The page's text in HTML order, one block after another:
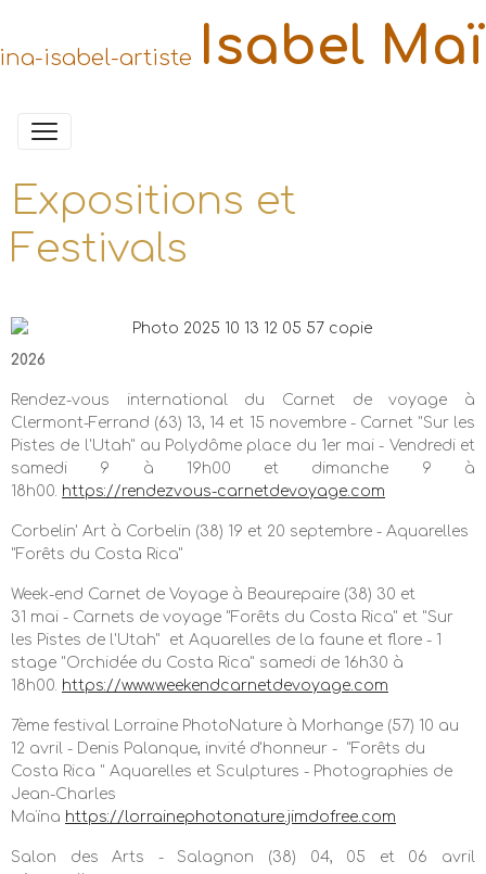
Isabel
Expositions et
Festivals
2026
Rendez-vous international du Carnet de voyage à
Clermont-Ferrand (63) 13, 14 et 15 novembre - Carnet "Sur les
Pistes de l'Utah" au Polydôme place du 1er mai - Vendredi et
samedi 9 à 19h00 et dimanche 9 à
18h00. https://rendezvous-carnetdevoyage.com
Corbelin' Art à Corbelin (38) 19 et 20 septembre - Aquarelles
"Forêts du Costa Rica"
Week-end Carnet de Voyage à Beaurepaire (38) 30 et
31 mai - Carnets de voyage "Forêts du Costa Rica" et "Sur
les Pistes de l'Utah" et Aquarelles de la faune et flore - 1
stage "Orchidée du Costa Rica" samedi de 16h30 à
18h00. https://www.weekendcarnetdevoyage.com
7ème festival Lorraine PhotoNature à Morhange (57) 10 au
12 avril - Denis Palanque, invité d'honneur - "Forêts du
Costa Rica " Aquarelles et Sculptures - Photographies de
Jean-Charles
Maïna https://lorrainephotonature.jimdofree.com
Salon des Arts - Salagnon (38) 04, 05 et 06 avril